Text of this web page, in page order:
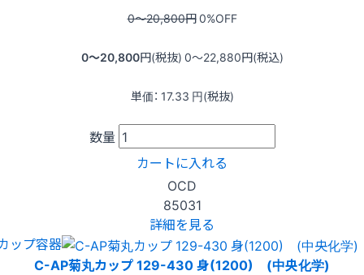
0〜20,800円0%OFF
0〜20,800円(税抜) 0〜22,880円(税込)
単価： 17.33 円(税抜)
数量
カートに入れる
OCD
85031
詳細を見る
ップ容器
C-AP菊丸カップ 129-430 身(1200) (中央化学)